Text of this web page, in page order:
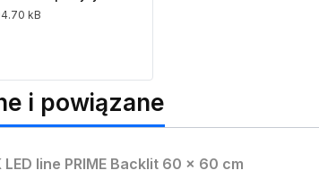
kB
i powiązane
line PRIME Backlit 60 x 60 cm